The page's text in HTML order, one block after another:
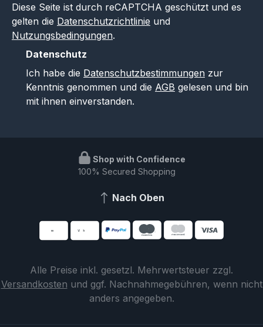
Diese Seite ist durch reCAPTCHA geschützt und es
gelten die Datenschutzrichtlinie und
Nutzungsbedingungen.
Datenschutz
Ich habe die Datenschutzbestimmungen zur
Kenntnis genommen und die AGB gelesen und bin
mit ihnen einverstanden.
Shop with Confidence
100% Secured Shopping
Nach Oben
Alle Preise inkl. gesetzl. Mehrwertsteuer zzgl.
Versandkosten und ggf. Nachnahmegebühren, wenn nicht
anders angegeben.